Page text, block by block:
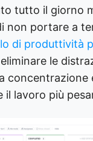
tutto il giorno
non portare a
di produttività
le
concentrazione
il lavoro più